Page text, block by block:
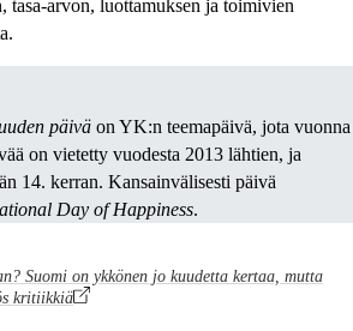
tasa-arvon, luottamuksen ja toimivien
päivä on YK:n teemapäivä, jota vuonna
on vietetty vuodesta 2013 lähtien, ja
14. kerran. Kansainvälisesti päivä
Day of Happiness.
Suomi on ykkönen jo kuudetta kertaa, mutta
kritiikkiä